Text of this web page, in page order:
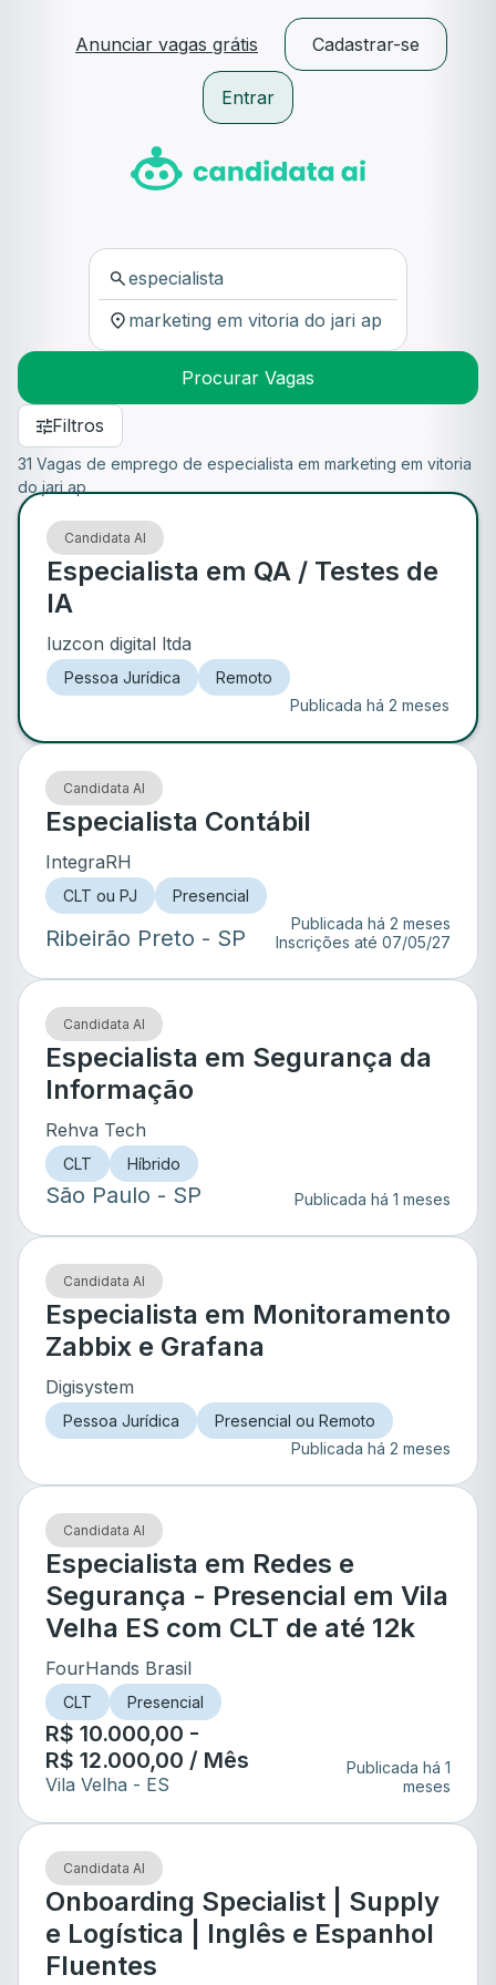
Anunciar vagas grátis Cadastrar-se
Entrar
Procurar Vagas
Filtros
31 Vagas de emprego de especialista em marketing em vitoria
do jari ap
Candidata AI
Especialista em QA / Testes de
IA
luzcon digital ltda
Pessoa Jurídica
Remoto
Publicada há 2 meses
Candidata AI
Especialista Contábil
IntegraRH
CLT ou PJ Presencial
Ribeirão Preto - SP
Publicada há 2 meses
Inscrições até 07/05/27
Candidata AI
Especialista em Segurança da
Informação
Rehva Tech
CLT Híbrido
São Paulo - SP Publicada há 1 meses
Candidata AI
Especialista em Monitoramento
Zabbix e Grafana
Digisystem
Pessoa Jurídica
Presencial ou Remoto
Publicada há 2 meses
Candidata AI
Especialista em Redes e
Segurança - Presencial em Vila
Velha ES com CLT de até 12k
FourHands Brasil
CLT Presencial
R$ 10.000,00 -
R$ 12.000,00 / Mês
Vila Velha - ES
Publicada há 1
meses
Candidata AI
Onboarding Specialist | Supply
e Logística | Inglês e Espanhol
Fluentes